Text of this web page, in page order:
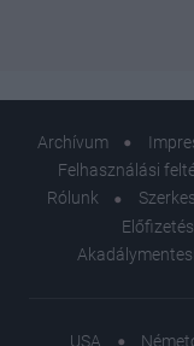
Archívum
Felhasználási
Rólunk
Előfizetés
USA